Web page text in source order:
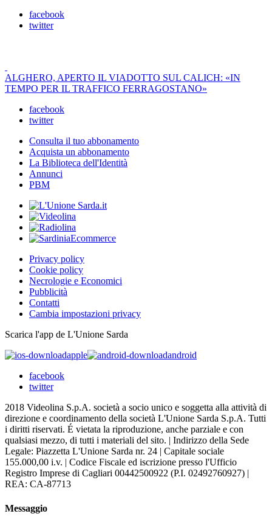
facebook
twitter
ALGHERO, APERTO IL VIADOTTO SUL CALICH: «IN
TEMPO PER IL TRAFFICO FERRAGOSTANO»
facebook
twitter
Consulta il tuo abbonamento
Acquista un abbonamento
La Biblioteca dell'Identità
Annunci
PBM
Privacy policy
Cookie policy
Necrologie e Economici
Pubblicità
Contatti
Cambia impostazioni privacy
Scarica l'app de L'Unione Sarda
apple
android
facebook
twitter
2018 Videolina S.p.A. società a socio unico e soggetta alla attività di
direzione e coordinamento della società L'Unione Sarda S.p.A. Tutti
i diritti riservati. É vietata la riproduzione, anche parziale e con
qualsiasi mezzo, di tutti i materiali del sito. | Indirizzo della Sede
Legale: Piazzetta L'Unione Sarda nr. 24 | Capitale sociale
155.000,00 i.v. | Codice Fiscale ed iscrizione presso l'Ufficio
Registro Imprese di Cagliari 00442500922 (P.I. 02492760927) |
REA: CA-87713
Messaggio